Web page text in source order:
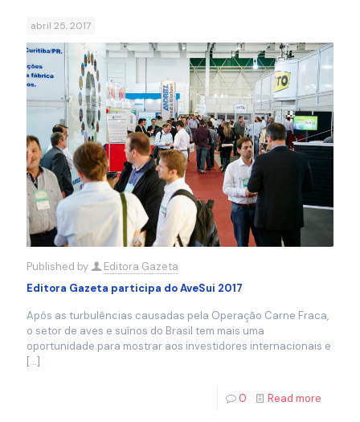
abril 25, 2017
Published by
Editora Gazeta
Editora Gazeta participa do AveSui 2017
Após as turbulências causadas pela Operação Carne Fraca,
o setor de aves e suínos do Brasil tem mais uma
oportunidade para mostrar aos investidores internacionais e
[…]
0 Read more